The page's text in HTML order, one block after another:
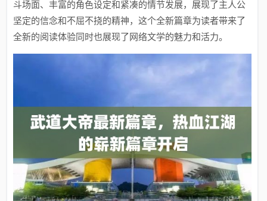
斗场面、丰富的角色设定和紧凑的情节发展，展现了主人公
坚定的信念和不屈不挠的精神，这个全新篇章为读者带来了
全新的阅读体验同时也展现了网络文学的魅力和活力。